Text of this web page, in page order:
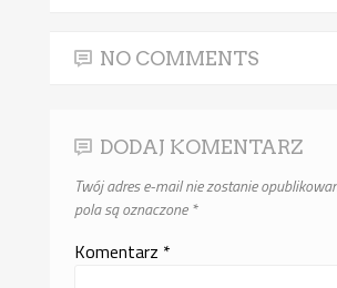
NO COMMENTS
DODAJ KOMENTARZ
Twój adres e-mail nie zostanie
pola są oznaczone*
Komentarz *